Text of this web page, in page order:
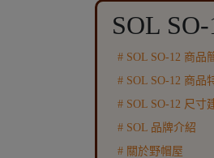
SOL
# SOL SO-12 商品
# SOL SO-12 商品
# SOL SO-12 尺寸
# SOL 品牌介紹
# 關於野帽屋